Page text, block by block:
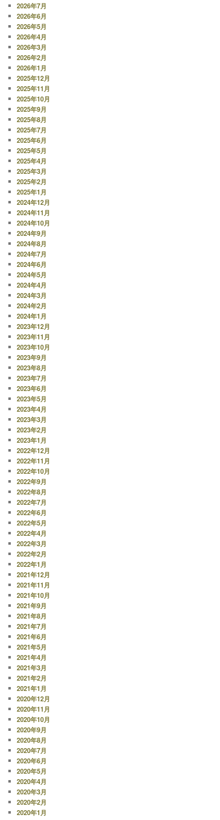
2026年7月
2026年6月
2026年5月
2026年4月
2026年3月
2026年2月
2026年1月
2025年12月
2025年11月
2025年10月
2025年9月
2025年8月
2025年7月
2025年6月
2025年5月
2025年4月
2025年3月
2025年2月
2025年1月
2024年12月
2024年11月
2024年10月
2024年9月
2024年8月
2024年7月
2024年6月
2024年5月
2024年4月
2024年3月
2024年2月
2024年1月
2023年12月
2023年11月
2023年10月
2023年9月
2023年8月
2023年7月
2023年6月
2023年5月
2023年4月
2023年3月
2023年2月
2023年1月
2022年12月
2022年11月
2022年10月
2022年9月
2022年8月
2022年7月
2022年6月
2022年5月
2022年4月
2022年3月
2022年2月
2022年1月
2021年12月
2021年11月
2021年10月
2021年9月
2021年8月
2021年7月
2021年6月
2021年5月
2021年4月
2021年3月
2021年2月
2021年1月
2020年12月
2020年11月
2020年10月
2020年9月
2020年8月
2020年7月
2020年6月
2020年5月
2020年4月
2020年3月
2020年2月
2020年1月